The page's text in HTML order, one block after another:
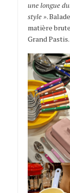
une longue
style ».
matière
Grand Pastis.